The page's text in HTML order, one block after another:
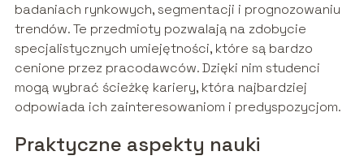
badaniach rynkowych, segmentacji i prognozowaniu
trendów. Te przedmioty pozwalają na zdobycie
specjalistycznych umiejętności, które są bardzo
cenione przez pracodawców. Dzięki nim studenci
mogą wybrać ścieżkę kariery, która najbardziej
odpowiada ich zainteresowaniom i predyspozycjom.
Praktyczne aspekty nauki